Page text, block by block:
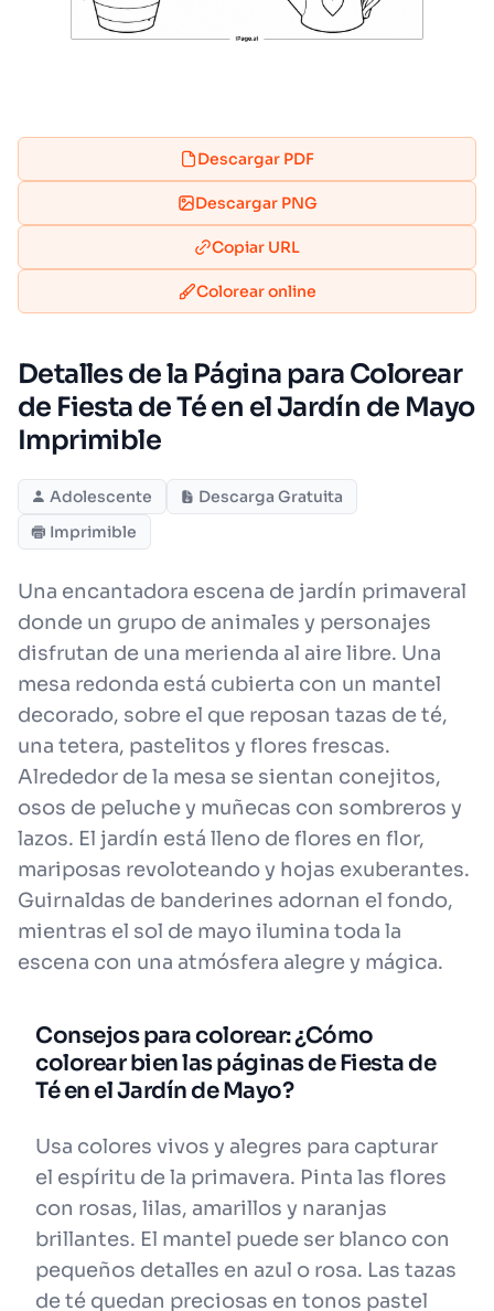
Descargar PDF
Descargar PNG
Copiar URL
Colorear online
Detalles de la Página para Colorear
de Fiesta de Té en el Jardín de Mayo
Imprimible
Adolescente
Descarga Gratuita
Imprimible
Una encantadora escena de jardín primaveral
donde un grupo de animales y personajes
disfrutan de una merienda al aire libre. Una
mesa redonda está cubierta con un mantel
decorado, sobre el que reposan tazas de té,
una tetera, pastelitos y flores frescas.
Alrededor de la mesa se sientan conejitos,
osos de peluche y muñecas con sombreros y
lazos. El jardín está lleno de flores en flor,
mariposas revoloteando y hojas exuberantes.
Guirnaldas de banderines adornan el fondo,
mientras el sol de mayo ilumina toda la
escena con una atmósfera alegre y mágica.
Consejos para colorear: ¿Cómo
colorear bien las páginas de Fiesta de
Té en el Jardín de Mayo?
Usa colores vivos y alegres para capturar
el espíritu de la primavera. Pinta las flores
con rosas, lilas, amarillos y naranjas
brillantes. El mantel puede ser blanco con
pequeños detalles en azul o rosa. Las tazas
de té quedan preciosas en tonos pastel